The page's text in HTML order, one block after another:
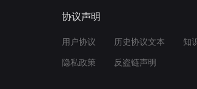
协议声明
用户协议 历史协议文本 知
隐私政策 反盗链声明